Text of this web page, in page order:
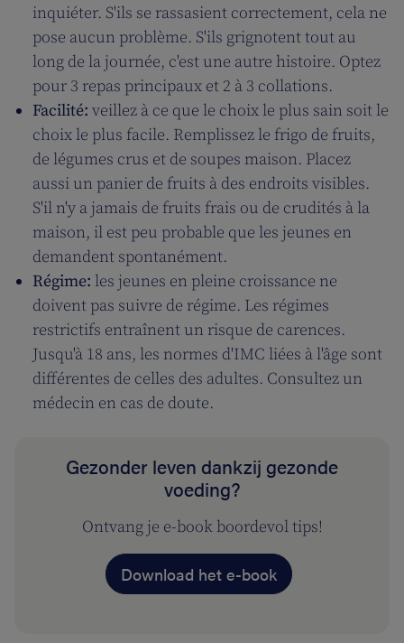
inquiéter. S'ils se rassasient correctement, cela ne
pose aucun problème. S'ils grignotent tout au
long de la journée, c'est une autre histoire. Optez
pour 3 repas principaux et 2 à 3 collations.
Facilité: veillez à ce que le choix le plus sain soit le
choix le plus facile. Remplissez le frigo de fruits,
de légumes crus et de soupes maison. Placez
aussi un panier de fruits à des endroits visibles.
S'il n'y a jamais de fruits frais ou de crudités à la
maison, il est peu probable que les jeunes en
demandent spontanément.
Régime: les jeunes en pleine croissance ne
doivent pas suivre de régime. Les régimes
restrictifs entraînent un risque de carences.
Jusqu'à 18 ans, les normes d'IMC liées à l'âge sont
différentes de celles des adultes. Consultez un
médecin en cas de doute.
Gezonder leven dankzij gezonde
voeding?
Ontvang je e-book boordevol tips!
Download het e-book